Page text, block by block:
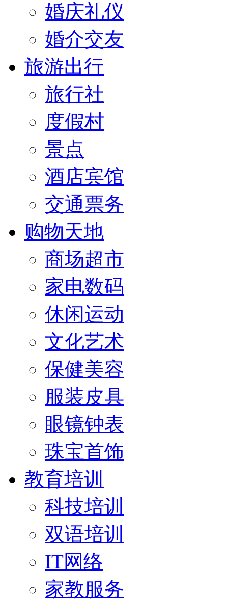
婚庆礼仪
婚介交友
旅游出行
旅行社
度假村
景点
酒店宾馆
交通票务
购物天地
商场超市
家电数码
休闲运动
文化艺术
保健美容
服装皮具
眼镜钟表
珠宝首饰
教育培训
科技培训
双语培训
IT网络
家教服务